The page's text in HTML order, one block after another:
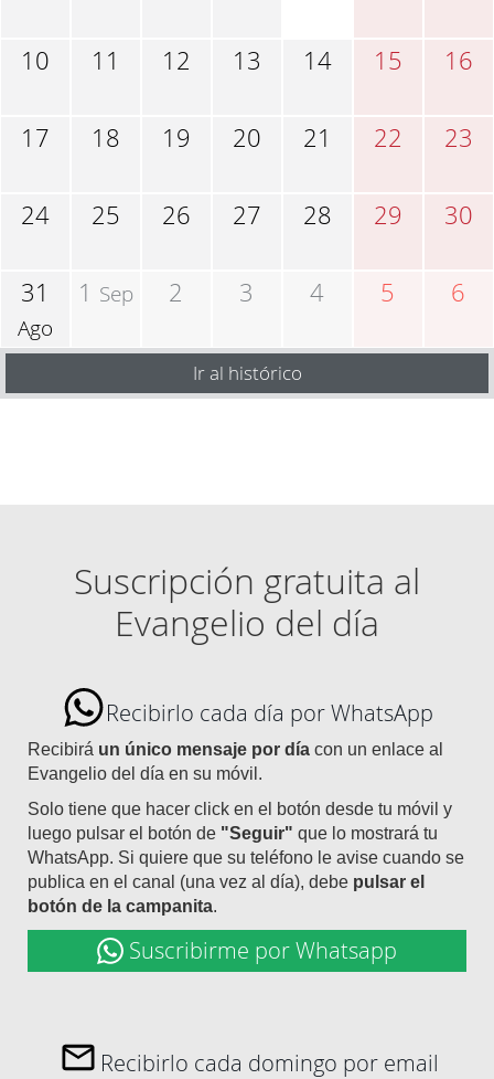
10 11 12 13 14 15 16
17 18 19 20 21 22 23
24 25 26 27 28 29 30
31
Ago
1 Sep 2 3 4 5 6
Ir al histórico
Suscripción gratuita al
Evangelio del día
Recibirlo cada día por WhatsApp
Recibirá un único mensaje por día con un enlace al
Evangelio del día en su móvil.
Solo tiene que hacer click en el botón desde tu móvil y
luego pulsar el botón de "Seguir" que lo mostrará tu
WhatsApp. Si quiere que su teléfono le avise cuando se
publica en el canal (una vez al día), debe pulsar el
botón de la campanita.
Suscribirme por Whatsapp
Recibirlo cada domingo por email